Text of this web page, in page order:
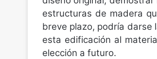
estructuras de madera
breve plazo, podría darse
esta edificación al
elección a futuro.